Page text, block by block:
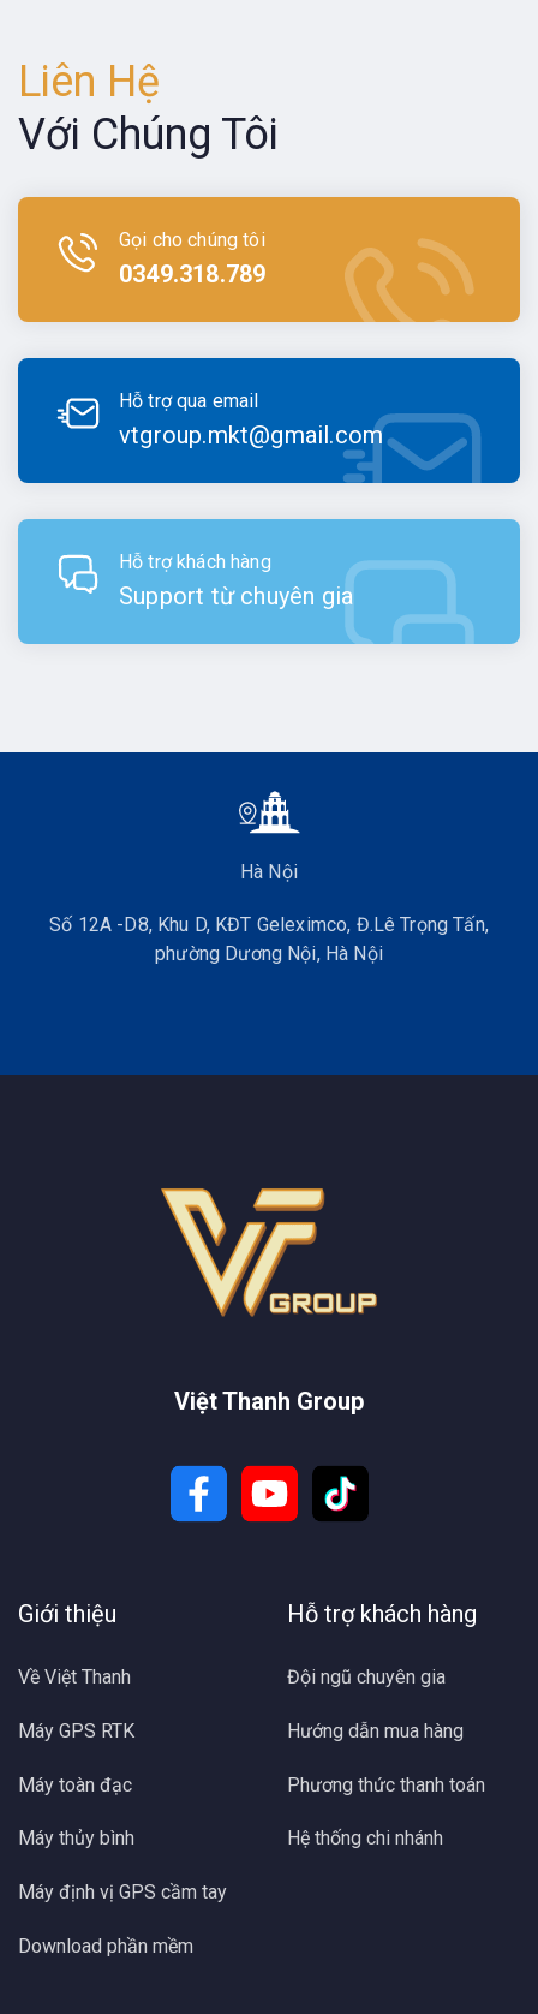
Liên Hệ
Với Chúng Tôi
Gọi cho chúng tôi
0349.318.789
Hỗ trợ qua email
vtgroup.mkt@gmail.com
Hỗ trợ khách hàng
Support từ chuyên gia
Hà Nội
Số 12A -D8, Khu D, KĐT Geleximco, Đ.Lê Trọng Tấn,
phường Dương Nội, Hà Nội
Việt Thanh Group
Giới thiệu
Về Việt Thanh
Máy GPS RTK
Máy toàn đạc
Máy thủy bình
Máy định vị GPS cầm tay
Download phần mềm
Hỗ trợ khách hàng
Đội ngũ chuyên gia
Hướng dẫn mua hàng
Phương thức thanh toán
Hệ thống chi nhánh